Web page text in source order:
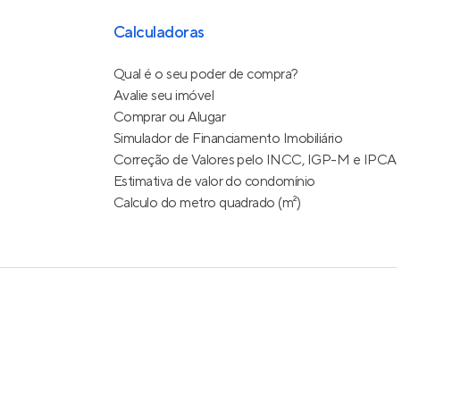
Calculadoras
Qual é o seu poder de compra?
Avalie seu imóvel
Comprar ou Alugar
Simulador de Financiamento Imobiliário
Correção de Valores pelo INCC, IGP-M e IPCA
Estimativa de valor do condomínio
Calculo do metro quadrado (m²)